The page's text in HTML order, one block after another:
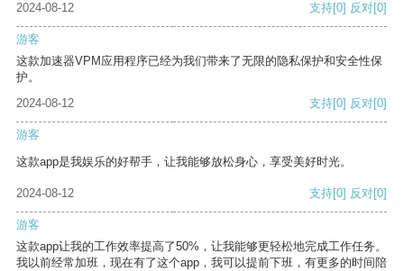
2024-08-12
支持[0] 反对[0]
游客
这款加速器VPM应用程序已经为我们带来了无限的隐私保护和安全性保
护。
2024-08-12
支持[0] 反对[0]
游客
这款app是我娱乐的好帮手，让我能够放松身心，享受美好时光。
2024-08-12 支持[0] 反对[0]
游客
这款app让我的工作效率提高了50%，让我能够更轻松地完成工作任务。
我以前经常加班，现在有了这个app，我可以提前下班，有更多的时间陪